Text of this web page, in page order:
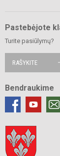
Pastebėjote
Turite pasiūlymų?
RAŠYKITE
Bendraukime